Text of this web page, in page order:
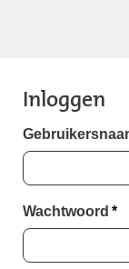
Inloggen
Wachtwoord *